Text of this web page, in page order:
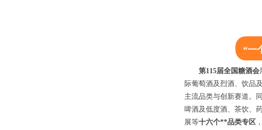
“一
第115届全国糖酒会
际葡萄酒及烈酒、饮品
主流品类与创新赛道。
啤酒及低度酒、茶饮、
展等十六个**品类专区